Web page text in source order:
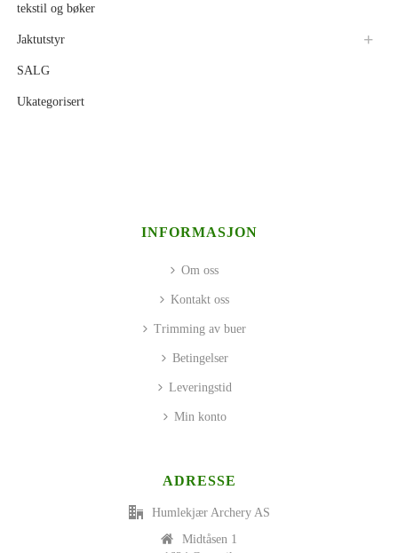
tekstil og bøker
Jaktutstyr
SALG
Ukategorisert
INFORMASJON
Om oss
Kontakt oss
Trimming av buer
Betingelser
Leveringstid
Min konto
ADRESSE
Humlekjær Archery AS
Midtåsen 1